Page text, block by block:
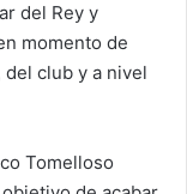
del Rey y
momento de
club y a nivel
Tomelloso